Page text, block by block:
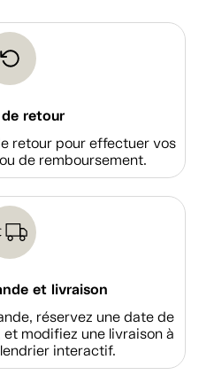
retour
retour pour effectuer vos
de remboursement.
et livraison
réservez une date de
modifiez une livraison à
interactif.